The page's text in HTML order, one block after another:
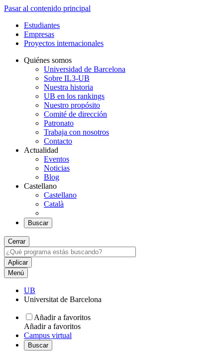
Pasar al contenido principal
Estudiantes
Empresas
Proyectos internacionales
Quiénes somos
Universidad de Barcelona
Sobre IL3-UB
Nuestra historia
UB en los rankings
Nuestro propósito
Comité de dirección
Patronato
Trabaja con nosotros
Contacto
Actualidad
Eventos
Noticias
Blog
Castellano
Castellano
Català
Buscar
Cerrar
Menú
UB
Universitat de Barcelona
Añadir a favoritos
Añadir a favoritos
Campus virtual
Buscar